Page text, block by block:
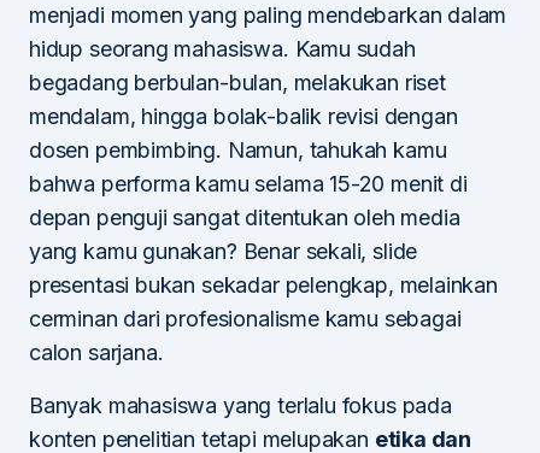
menjadi momen yang paling mendebarkan dalam
hidup seorang mahasiswa. Kamu sudah
begadang berbulan-bulan, melakukan riset
mendalam, hingga bolak-balik revisi dengan
dosen pembimbing. Namun, tahukah kamu
bahwa performa kamu selama 15-20 menit di
depan penguji sangat ditentukan oleh media
yang kamu gunakan? Benar sekali, slide
presentasi bukan sekadar pelengkap, melainkan
cerminan dari profesionalisme kamu sebagai
calon sarjana.
Banyak mahasiswa yang terlalu fokus pada
konten penelitian tetapi melupakan etika dan